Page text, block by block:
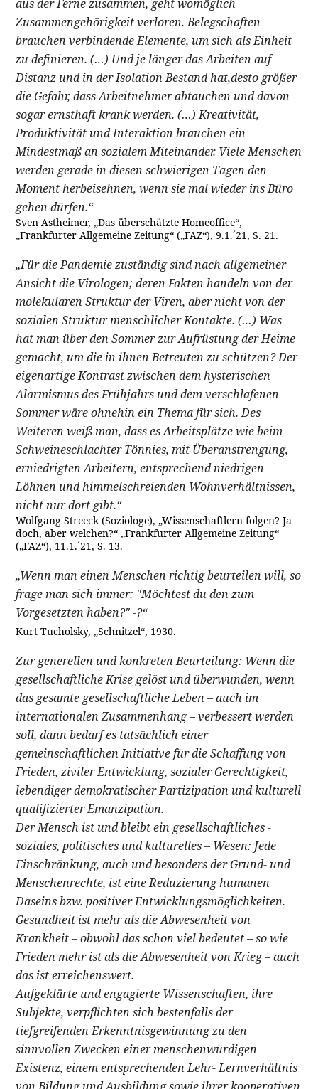
aus der Ferne zusammen, geht womöglich
Zusammengehörigkeit verloren. Belegschaften
brauchen verbindende Elemente, um sich als Einheit
zu definieren. (…) Und je länger das Arbeiten auf
Distanz und in der Isolation Bestand hat,desto größer
die Gefahr, dass Arbeitnehmer abtauchen und davon
sogar ernsthaft krank werden. (…) Kreativität,
Produktivität und Interaktion brauchen ein
Mindestmaß an sozialem Miteinander. Viele Menschen
werden gerade in diesen schwierigen Tagen den
Moment herbeisehnen, wenn sie mal wieder ins Büro
gehen dürfen.“
Sven Astheimer, „Das überschätzte Homeoffice“,
„Frankfurter Allgemeine Zeitung“ („FAZ“), 9.1.´21, S. 21.
„Für die Pandemie zuständig sind nach allgemeiner
Ansicht die Virologen; deren Fakten handeln von der
molekularen Struktur der Viren, aber nicht von der
sozialen Struktur menschlicher Kontakte. (…) Was
hat man über den Sommer zur Aufrüstung der Heime
gemacht, um die in ihnen Betreuten zu schützen? Der
eigenartige Kontrast zwischen dem hysterischen
Alarmismus des Frühjahrs und dem verschlafenen
Sommer wäre ohnehin ein Thema für sich. Des
Weiteren weiß man, dass es Arbeitsplätze wie beim
Schweineschlachter Tönnies, mit Überanstrengung,
erniedrigten Arbeitern, entsprechend niedrigen
Löhnen und himmelschreienden Wohnverhältnissen,
nicht nur dort gibt.“
Wolfgang Streeck (Soziologe), „Wissenschaftlern folgen? Ja
doch, aber welchen?“ „Frankfurter Allgemeine Zeitung“
(„FAZ“), 11.1.´21, S. 13.
„Wenn man einen Menschen richtig beurteilen will, so
frage man sich immer: "Möchtest du den zum
Vorgesetzten haben?" -?“
Kurt Tucholsky, „Schnitzel“, 1930.
Zur generellen und konkreten Beurteilung: Wenn die
gesellschaftliche Krise gelöst und überwunden, wenn
das gesamte gesellschaftliche Leben – auch im
internationalen Zusammenhang – verbessert werden
soll, dann bedarf es tatsächlich einer
gemeinschaftlichen Initiative für die Schaffung von
Frieden, ziviler Entwicklung, sozialer Gerechtigkeit,
lebendiger demokratischer Partizipation und kulturell
qualifizierter Emanzipation.
Der Mensch ist und bleibt ein gesellschaftliches -
soziales, politisches und kulturelles – Wesen: Jede
Einschränkung, auch und besonders der Grund- und
Menschenrechte, ist eine Reduzierung humanen
Daseins bzw. positiver Entwicklungsmöglichkeiten.
Gesundheit ist mehr als die Abwesenheit von
Krankheit – obwohl das schon viel bedeutet – so wie
Frieden mehr ist als die Abwesenheit von Krieg – auch
das ist erreichenswert.
Aufgeklärte und engagierte Wissenschaften, ihre
Subjekte, verpflichten sich bestenfalls der
tiefgreifenden Erkenntnisgewinnung zu den
sinnvollen Zwecken einer menschenwürdigen
Existenz, einem entsprechenden Lehr- Lernverhältnis